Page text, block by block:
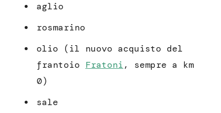
aglio
rosmarino
olio (il nuovo acquisto del
frantoio Fratoni , sempre a km
0)
sale